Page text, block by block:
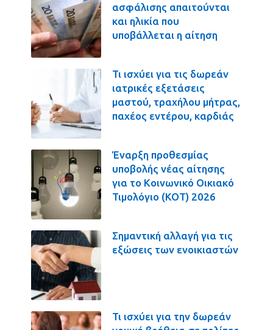
ασφάλισης απαιτούνται
και ηλικία που
υποβάλλεται η αίτηση
Τι ισχύει για τις δωρεάν
ιατρικές εξετάσεις
μαστού, τραχήλου μήτρας,
παχέος εντέρου, καρδιάς
Έναρξη προθεσμίας
υποβολής νέας αίτησης
για το Κοινωνικό Οικιακό
Τιμολόγιο (ΚΟΤ) 2026
Σημαντική αλλαγή για τις
εξώσεις των ενοικιαστών
Τι ισχύει για την δωρεάν